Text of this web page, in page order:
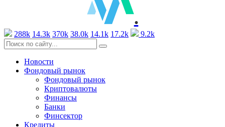
.
288k 14.3k 370k 38.0k 14.1k 17.2k 9.2k
Новости
Фондовый рынок
Фондовый рынок
Криптовалюты
Финансы
Банки
Финсектор
Кредиты